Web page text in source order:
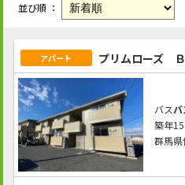
並び順 ：
アパート プリムローズ Ｂ
バス
築年
群馬